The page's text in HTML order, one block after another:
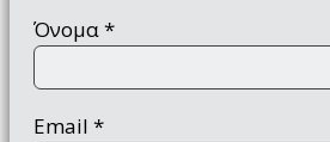
Όνομα*
Email *